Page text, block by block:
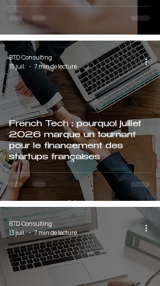
French Tech : pourquoi juillet
2026 marque un tournant
pour le financement des
startups françaises
BTD Consulting
15 juil.
7 min de lecture
BTD Consulting
13 juil.
7 min de lecture